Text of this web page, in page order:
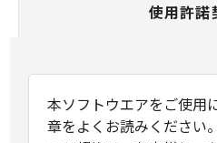
使用許諾
本ソフトウエアをご使用
章をよくお読みください。